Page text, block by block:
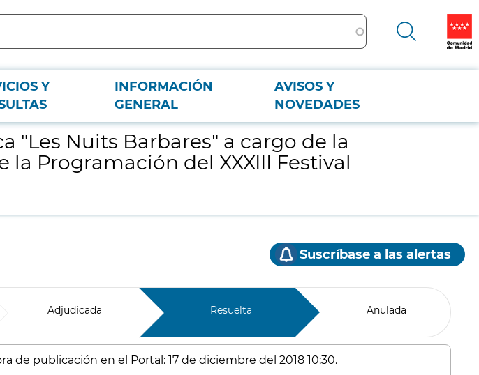
Y
INFORMACIÓN
GENERAL
AVISOS Y
NOVEDADES
Koubi dentro de la Programación del XXXIII Festival Madrid en Danza"
"Les Nuits Barbares" a cargo de la
Programación del XXXIII Festival
Suscríbase a las alertas
Adjudicada Resuelta Anulada
de publicación en el Portal: 17 de diciembre del 2018 10:30.